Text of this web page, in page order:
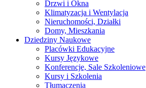
Drzwi i Okna
Klimatyzacja i Wentylacja
Nieruchomości, Działki
Domy, Mieszkania
Dziedziny Naukowe
Placówki Edukacyjne
Kursy Językowe
Konferencje, Sale Szkoleniowe
Kursy i Szkolenia
Tłumaczenia